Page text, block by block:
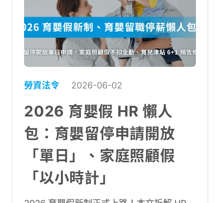
勞資法令 2026-06-02
2026 育嬰假 HR 懶人
包：育嬰留停申請開放
「單日」、家庭照顧假
「以小時計」